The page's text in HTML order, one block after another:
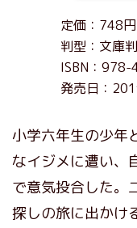
定価：748円
判型：文庫判
ISBN：
発売日：
小学六年生の少年
なイジメに遭い、
で意気投合した。
探しの旅に出か